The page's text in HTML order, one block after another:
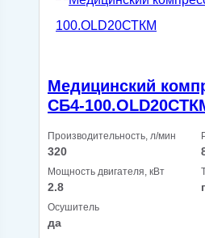
Медицинский
СБ4-
Производительность, л/мин
320
Мощность двигателя, кВт
2.8
Осушитель
да